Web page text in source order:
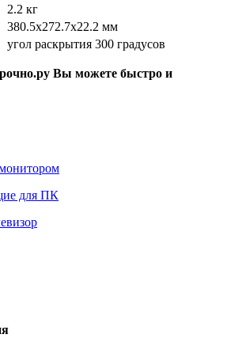
2.2 кг
380.5x272.7x22.2 мм
угол раскрытия 300 градусов
Вы можете быстро и
для ПК